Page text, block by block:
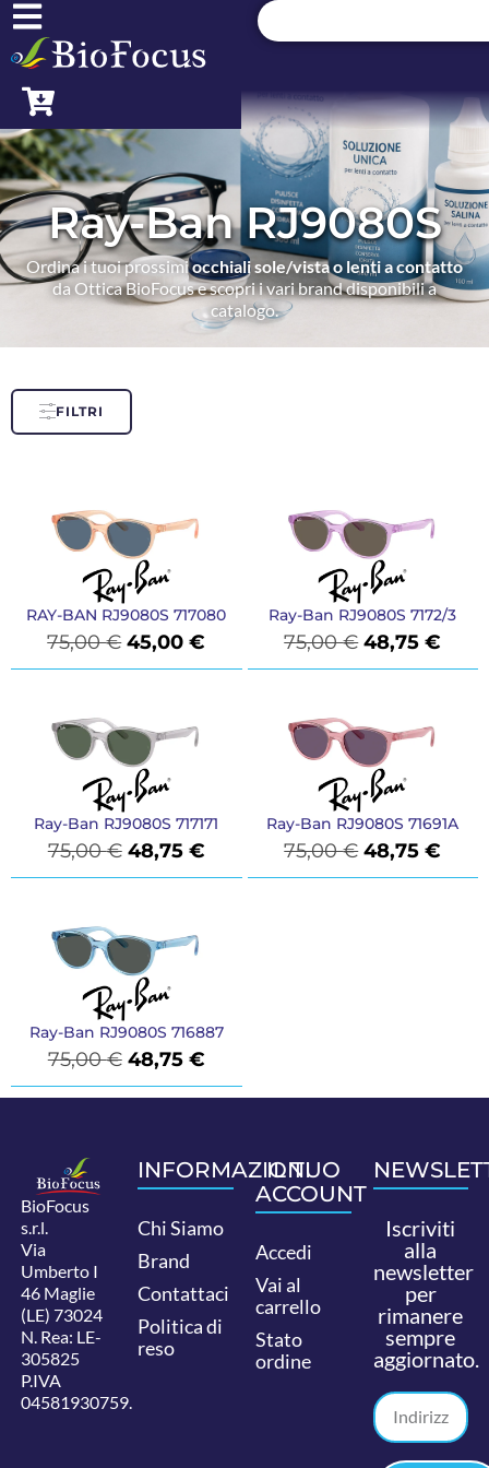
Ray-Ban RJ9080S
Ordina i tuoi prossimiocchiali sole/vista o lenti a contatto
da Ottica BioFocus e scopri i vari brand disponibili a
catalogo.
FILTRI
RAY-BAN RJ9080S 717080
75,00€ 45,00€
Ray-Ban RJ9080S 7172/3
75,00€ 48,75€
Ray-Ban RJ9080S 717171
75,00€ 48,75 €
Ray-Ban RJ9080S 71691A
75,00€ 48,75€
Ray-Ban RJ9080S 716887
75,00€ 48,75 €
BioFocus
s.r.l.
Via
Umberto I
46 Maglie
(LE) 73024
N. Rea: LE-
305825
P.IVA
04581930759.
INFORMAZIONI
Chi Siamo
Brand
Contattaci
Politica di
reso
IL TUO
ACCOUNT
Accedi
Vai al
carrello
Stato
ordine
Iscriviti
alla
newsletter
per
rimanere
sempre
aggiornato.